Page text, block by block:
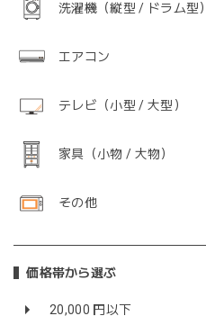
洗濯機（縦型 / ドラム型）
エアコン
テレビ（小型 / 大型）
家具（小物 / 大物）
その他
価格帯から選ぶ
20,000 円以下